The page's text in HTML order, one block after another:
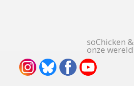
soChicken &
onze wereld